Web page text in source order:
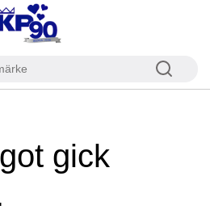
gick